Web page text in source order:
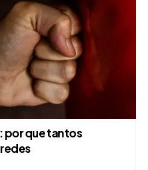
por que tantos